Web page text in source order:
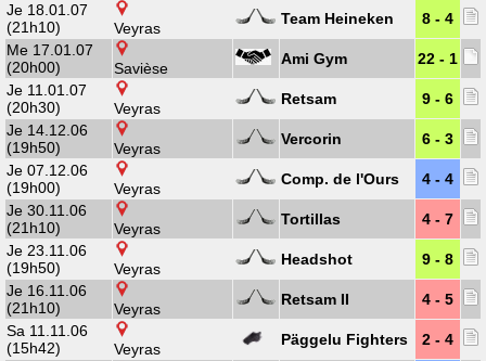
Je 18.01.07
(21h10)
Veyras
Team Heineken
8 - 4
Me 17.01.07
(20h00)
Savièse
Ami Gym
22 - 1
Je 11.01.07
(20h30)
Veyras
Retsam
9 - 6
Je 14.12.06
(19h50)
Veyras
Vercorin
6 - 3
Je 07.12.06
(19h00)
Veyras
Comp. de l'Ours
4 - 4
Je 30.11.06
(21h10)
Veyras
Tortillas
4 - 7
Je 23.11.06
(19h50)
Veyras
Headshot
9 - 8
Je 16.11.06
(21h10)
Veyras
Retsam II
4 - 5
Sa 11.11.06
(15h42)
Veyras
Päggelu Fighters
2 - 4